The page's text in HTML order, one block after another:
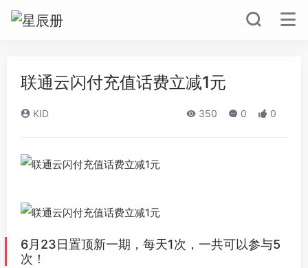
联通云闪付充值话费立减1元
KID 350 0 0
6月23日置顶新一期，每天1次，一共可以参与5
次！